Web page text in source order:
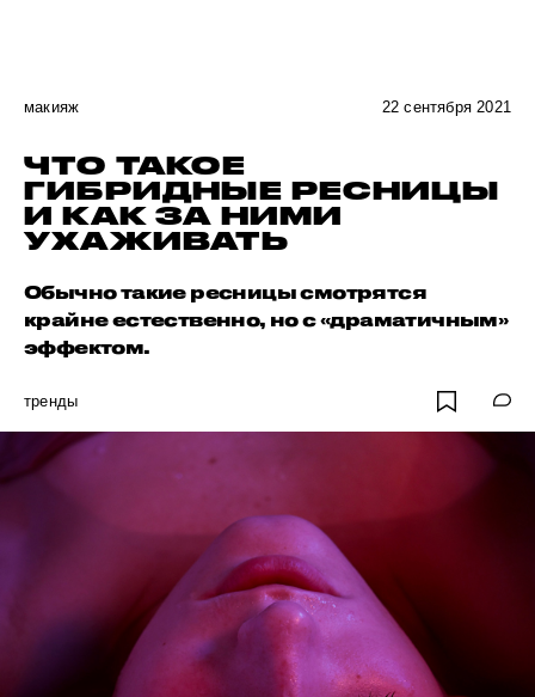
макияж 22 сентября 2021
ЧТО ТАКОЕ
ГИБРИДНЫЕ РЕСНИЦЫ
И КАК ЗА НИМИ
УХАЖИВАТЬ
Обычно такие ресницы смотрятся
крайне естественно, но с «драматичным»
эффектом.
тренды